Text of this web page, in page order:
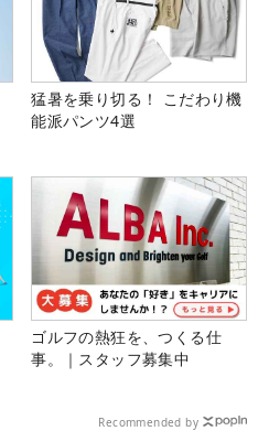
猛暑を乗り切る！ こだわり機
能派パンツ4選
ゴルフの熱狂を、つくる仕
事。｜スタッフ募集中
Recommended by